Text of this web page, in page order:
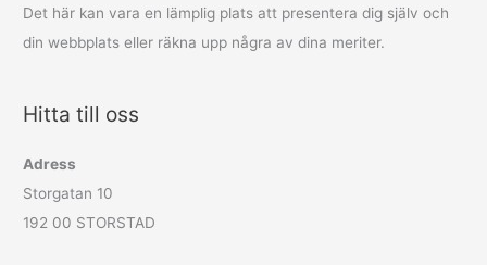
Det här kan vara en lämplig plats att presentera dig själv och
din webbplats eller räkna upp några av dina meriter.
Hitta till oss
Adress
Storgatan 10
192 00 STORSTAD